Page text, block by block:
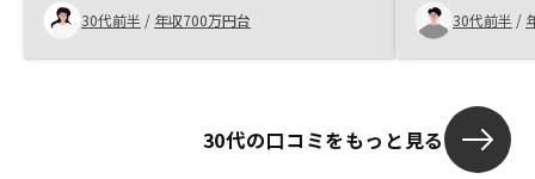
30代前半 / 年収700万円台 30代前半 /
30代の口コミをもっと見る